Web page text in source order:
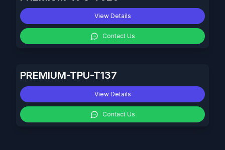
View Details
Contact Us
PREMIUM-TPU-T137
View Details
Contact Us